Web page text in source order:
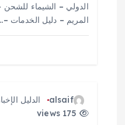
تالدولي – الشيماء للشحن
المريم – دليل الخدمات
alsaif الدليل